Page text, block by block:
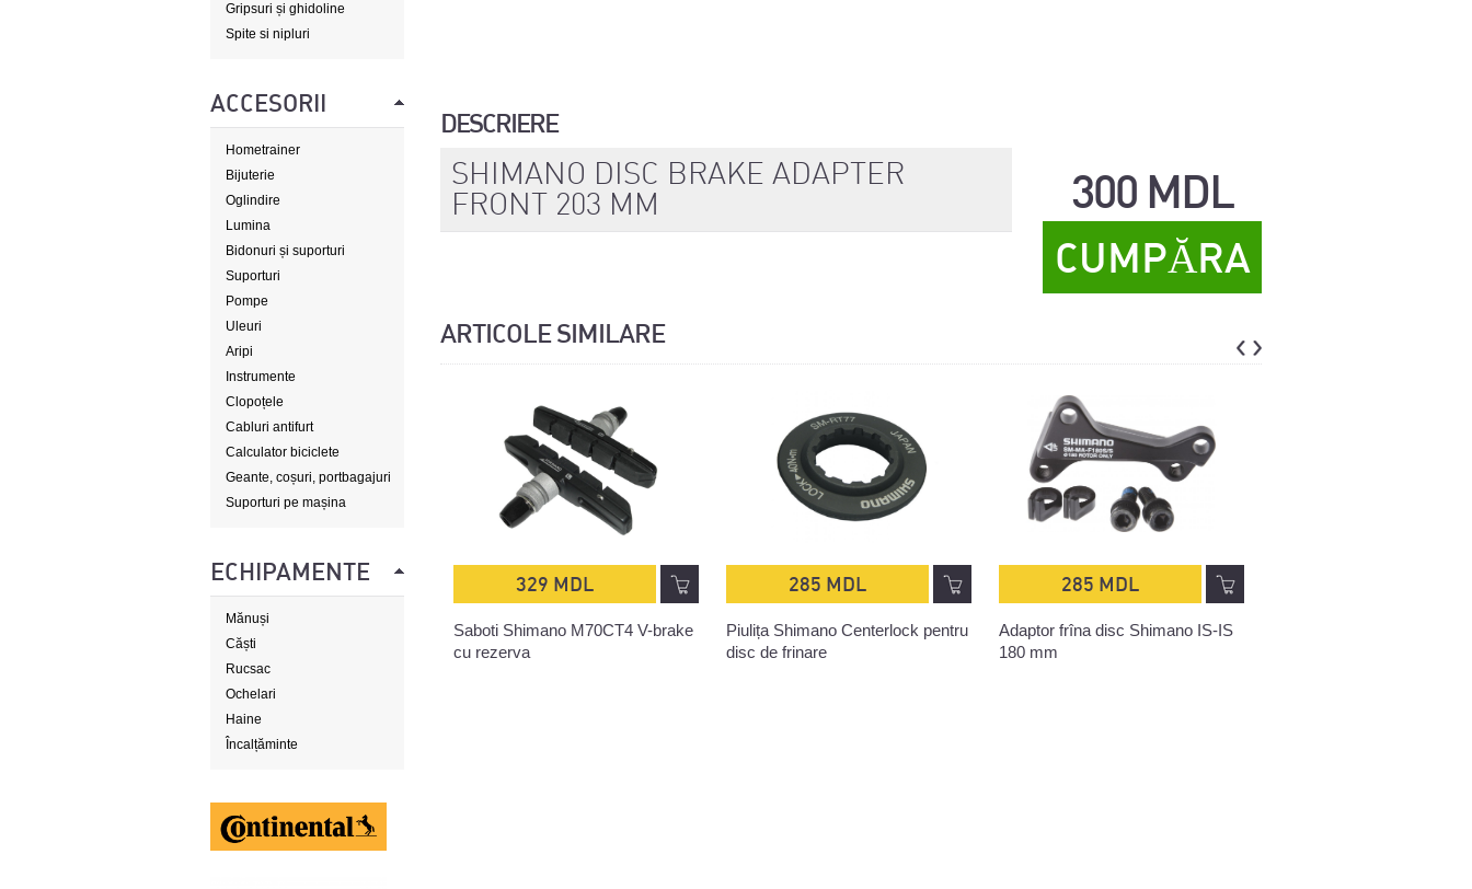
Gripsuri și ghidoline
Spite si nipluri
ACCESORII
Hometrainer
Bijuterie
Oglindire
Lumina
Bidonuri și suporturi
Suporturi
Pompe
Uleuri
Aripi
Instrumente
Clopoțele
Cabluri antifurt
Calculator biciclete
Geante, coșuri, portbagajuri
Suporturi pe mașina
ECHIPAMENTE
Mănuși
Căști
Rucsac
Ochelari
Haine
Încalțăminte
DESCRIERE
SHIMANO DISC BRAKE ADAPTER
FRONT 203 MM
300 MDL
CUMPĂRA
ARTICOLE SIMILARE
329 MDL
Saboti Shimano M70CT4 V-brake
cu rezerva
285 MDL
Piulița Shimano Centerlock pentru
disc de frinare
285 MDL
Adaptor frîna disc Shimano IS-IS
180 mm